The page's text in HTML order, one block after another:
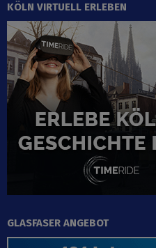
KÖLN VIRTUELL ERLEBEN
GLASFASER ANGEBOT